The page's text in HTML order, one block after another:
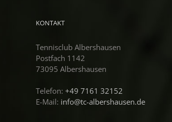
KONTAKT
Tennisclub Albershausen
Postfach 1142
73095 Albershausen
Telefon: +49 7161 32152
E-Mail: info@tc-albershausen.de